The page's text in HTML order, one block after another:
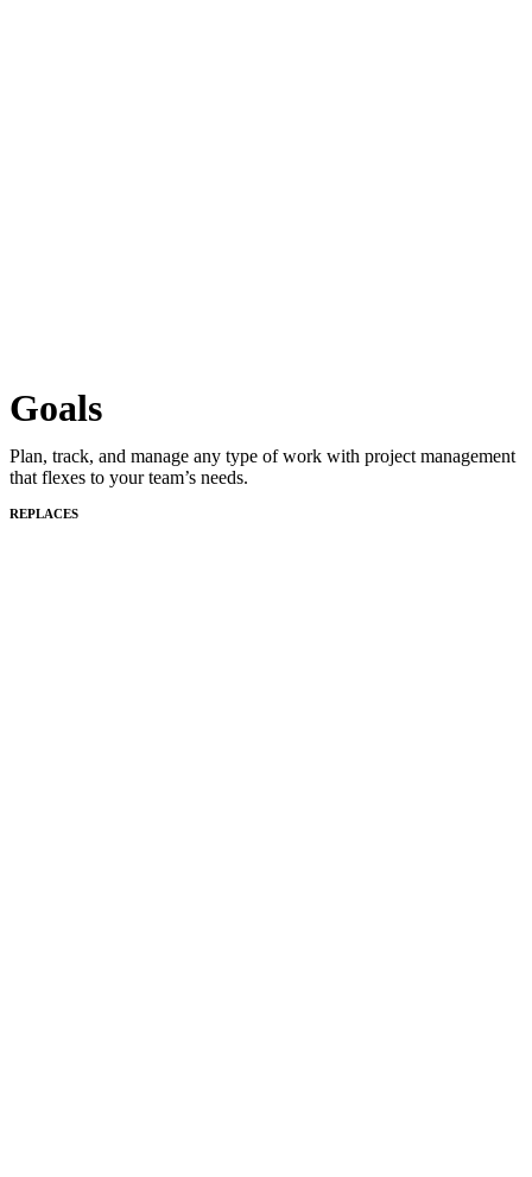
Goals
Plan, track, and manage any type of work with project management
that flexes to your team’s needs.
REPLACES